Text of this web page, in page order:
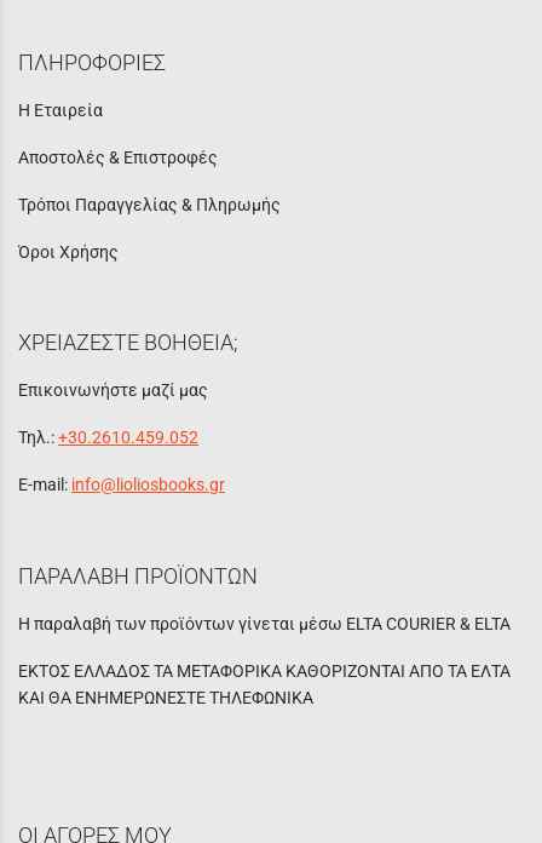
ΠΛΗΡΟΦΟΡΙΕΣ
Η Εταιρεία
Αποστολές & Επιστροφές
Τρόποι Παραγγελίας & Πληρωμής
Όροι Χρήσης
ΧΡΕΙΑΖΕΣΤΕ ΒΟΗΘΕΙΑ;
Επικοινωνήστε μαζί μας
Τηλ.:+30.2610.459.052
E-mail: info@lioliosbooks.gr
ΠΑΡΑΛΑΒΗ ΠΡΟΪΟΝΤΩΝ
Η παραλαβή των προϊόντων γίνεται μέσω ELTA COURIER & ELTA
ΕΚΤΟΣ ΕΛΛΑΔΟΣ ΤΑ ΜΕΤΑΦΟΡΙΚΑ ΚΑΘΟΡΙΖΟΝΤΑΙ ΑΠΟ ΤΑ ΕΛΤΑ
ΚΑΙ ΘΑ ΕΝΗΜΕΡΩΝΕΣΤΕ ΤΗΛΕΦΩΝΙΚΑ
ΟΙ ΑΓΟΡΕΣ ΜΟΥ